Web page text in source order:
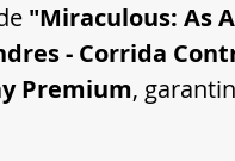
"Miraculous: As
- Corrida
Premium,